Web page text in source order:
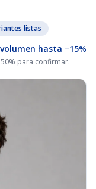
listas
hasta −15%
para confirmar.